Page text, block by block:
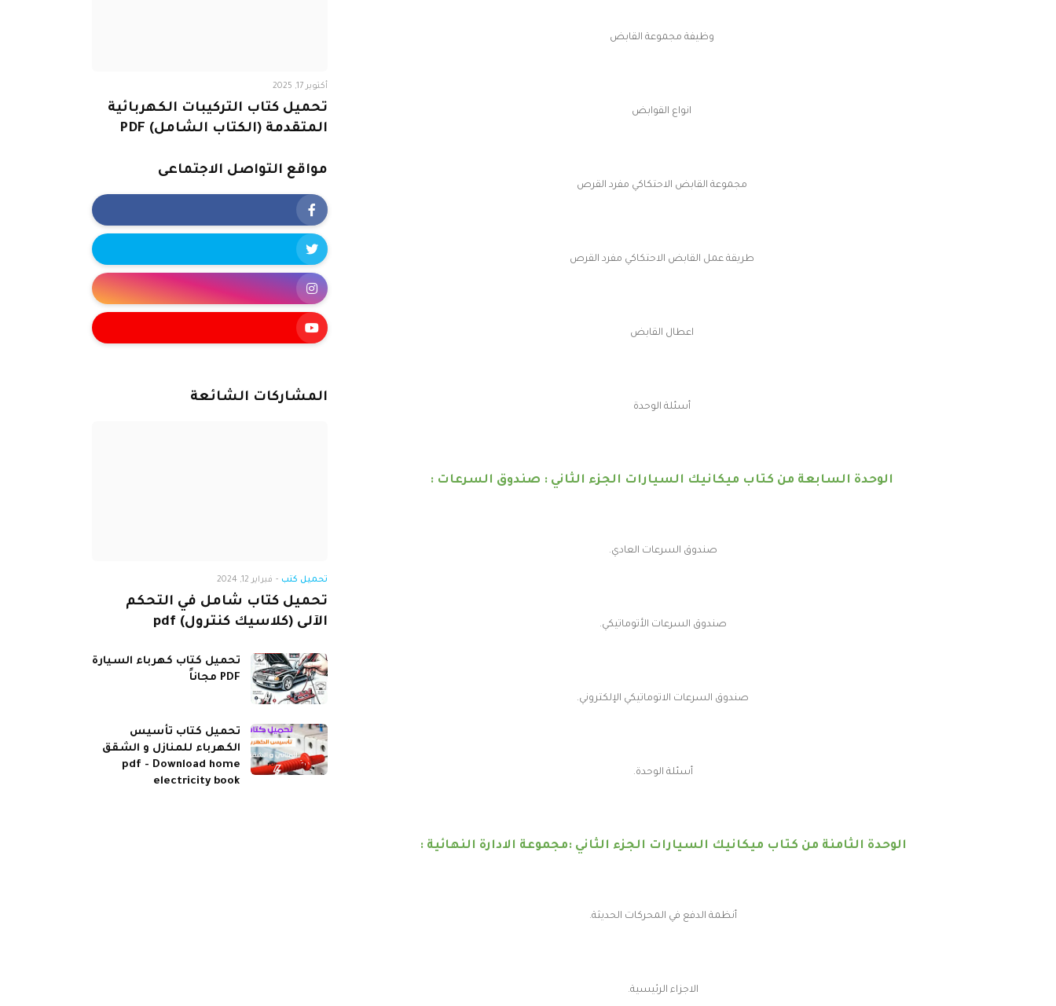
وظيفة مجموعة القابض
انواع القوابض
مجموعة القابض الاحتكاكي مفرد القرص
طريقة عمل القابض الاحتكاكي مفرد القرص
اعطال القابض
أسئلة الوحدة
الوحدة السابعة من كتاب ميكانيك السيارات الجزء الثاني : صندوق السرعات :
صندوق السرعات العادي.
صندوق السرعات الأتوماتيكي.
صندوق السرعات الاتوماتيكي الإلكتروني.
أسئلة الوحدة.
الوحدة الثامنة من كتاب ميكانيك السيارات الجزء الثاني :مجموعة الادارة النهائية :
أنظمة الدفع في المحركات الحديثة.
الاجزاء الرئيسية.
أكتوبر 17, 2025
تحميل كتاب التركيبات الكهربائية
المتقدمة (الكتاب الشامل) PDF
مواقع التواصل الاجتماعى
المشاركات الشائعة
تحميل كتب - فبراير 12, 2024
تحميل كتاب شامل في التحكم
الآلى (كلاسيك كنترول) pdf
تحميل كتاب كهرباء السيارة
PDF مجاناً
تحميل كتاب تأسيس
الكهرباء للمنازل و الشقق
pdf - Download home
electricity book